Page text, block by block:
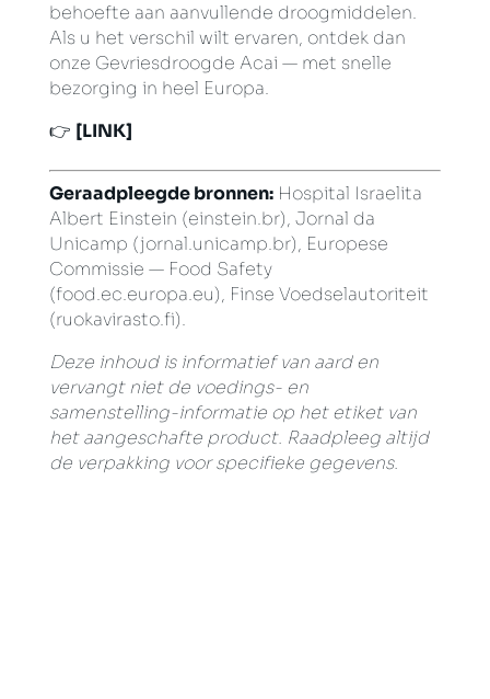
behoefte aan aanvullende droogmiddelen.
Als u het verschil wilt ervaren, ontdek dan
onze Gevriesdroogde Acai — met snelle
bezorging in heel Europa.
👉 [LINK]
Geraadpleegde bronnen:Hospital Israelita
Albert Einstein (einstein.br), Jornal da
Unicamp (jornal.unicamp.br), Europese
Commissie — Food Safety
(food.ec.europa.eu), Finse Voedselautoriteit
(ruokavirasto.fi).
Deze inhoud is informatief van aard en
vervangt niet de voedings- en
samenstelling-informatie op het etiket van
het aangeschafte product. Raadpleeg altijd
de verpakking voor specifieke gegevens.